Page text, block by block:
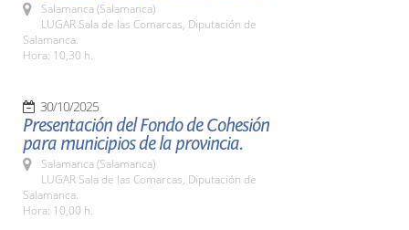
Salamanca (Salamanca)
LUGAR Sala de las Comarcas, Diputación de
Salamanca.
Hora: 10,30 h.
30/10/2025
Presentación del Fondo de Cohesión
para municipios de la provincia.
Salamanca (Salamanca)
LUGAR Sala de las Comarcas, Diputación de
Salamanca.
Hora: 10,00 h.